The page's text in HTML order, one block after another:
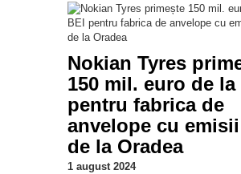
Nokian Tyres
150 mil. euro de la
pentru fabrica de
anvelope cu
de la Oradea
1 august 2024